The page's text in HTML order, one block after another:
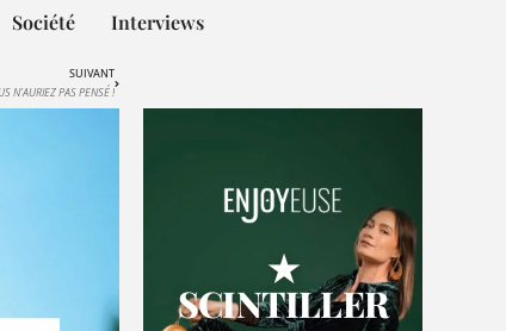
Société Interviews
SUIVANT
N’AURIEZ PAS PENSÉ !
★
SCINTILLER